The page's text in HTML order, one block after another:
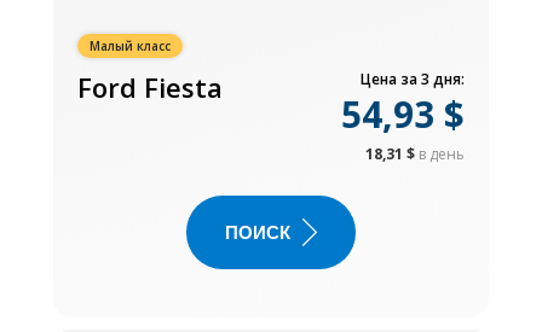
Малый класс
Ford Fiesta Цена за 3 дня:
54,93 $
18,31 $ в день
ПОИСК